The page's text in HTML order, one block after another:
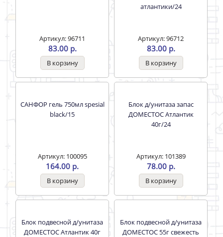
Артикул: 96711
83.00 р.
атлантики/24
Артикул: 96712
83.00 р.
САНФОР гель 750мл spesial
black/15
Артикул: 100095
164.00 р.
Блок д/унитаза запас
ДОМЕСТОС Атлантик
40г/24
Артикул: 101389
78.00 р.
Блок подвесной д/унитаза
ДОМЕСТОС Атлантик 40г
Блок подвесной д/унитаза
ДОМЕСТОС 55г свежесть